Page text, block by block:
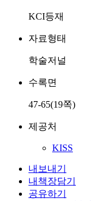
KCI등재
자료형태
학술저널
수록면
47-65(19쪽)
제공처
KISS
내보내기
내책장담기
공유하기